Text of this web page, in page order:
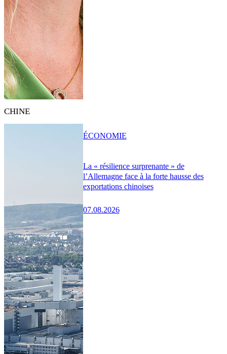
CHINE
La « résilience surprenante » de
l’Allemagne face à la forte hausse des
exportations chinoises
07.08.2026
ÉCONOMIE